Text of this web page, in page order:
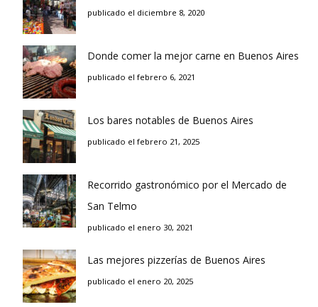
publicado el diciembre 8, 2020
Donde comer la mejor carne en Buenos Aires
publicado el febrero 6, 2021
Los bares notables de Buenos Aires
publicado el febrero 21, 2025
Recorrido gastronómico por el Mercado de
San Telmo
publicado el enero 30, 2021
Las mejores pizzerías de Buenos Aires
publicado el enero 20, 2025